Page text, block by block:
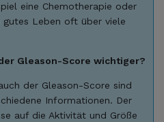
eine Chemotherapie oder
gutes Leben oft über viele
Gleason-Score wichtiger?
der Gleason-Score sind
Informationen. Der
auf die Aktivität und Größe